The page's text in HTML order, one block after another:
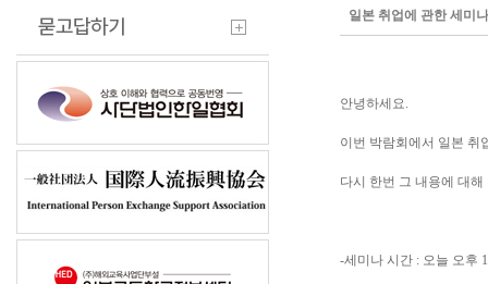
일본 취업에 관한 세미
안녕하세요.
이번 박람회에서 일본 취
다시 한번 그 내용에 대해
-세미나 시간 : 오늘 오후